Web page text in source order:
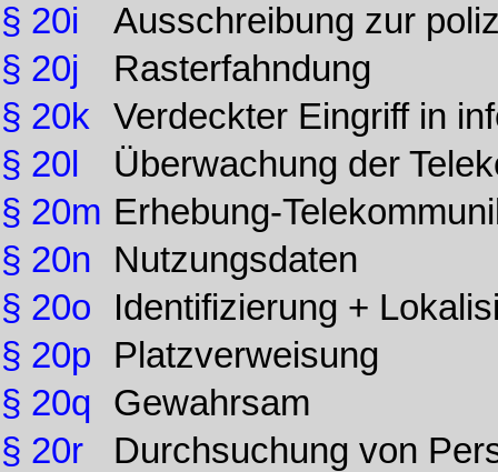
§ 20i
§ 20j
§ 20k
§ 20l
§ 20m
§ 20n
§ 20o
§ 20p
§ 20q
§ 20r
Ausschreibung zur
Rasterfahndung
Verdeckter Eingriff in
Überwachung der
Erhebung-
Nutzungsdaten
Identifizierung +
Platzverweisung
Gewahrsam
Durchsuchung von